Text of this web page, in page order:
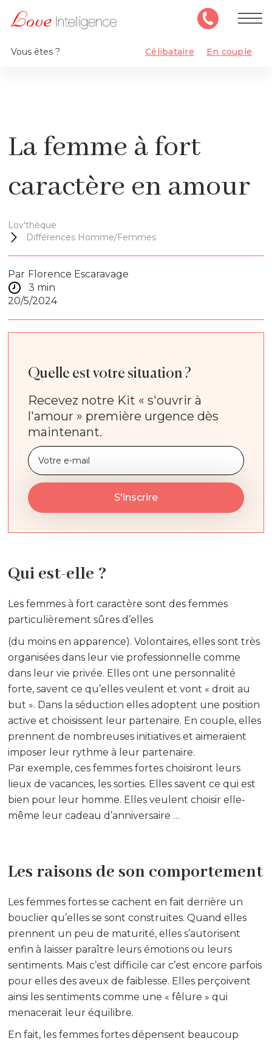
Vous êtes ? Célibataire En couple
La femme à fort
caractère en amour
Lov'thèque
Différences Homme/Femmes
Par Florence Escaravage
3 min
20/5/2024
Quelle est votre situation ?
Recevez notre Kit « s'ouvrir à
l'amour » première urgence dès
maintenant.
Qui est-elle ?
Les femmes à fort caractère sont des femmes
particulièrement sûres d’elles
(du moins en apparence). Volontaires, elles sont très
organisées dans leur vie professionnelle comme
dans leur vie privée. Elles ont une personnalité
forte, savent ce qu’elles veulent et vont « droit au
but ». Dans la séduction elles adoptent une position
active et choisissent leur partenaire. En couple, elles
prennent de nombreuses initiatives et aimeraient
imposer leur rythme à leur partenaire.
Par exemple, ces femmes fortes choisiront leurs
lieux de vacances, les sorties. Elles savent ce qui est
bien pour leur homme. Elles veulent choisir elle-
même leur cadeau d’anniversaire …
Les raisons de son comportement
Les femmes fortes se cachent en fait derrière un
bouclier qu’elles se sont construites. Quand elles
prennent un peu de maturité, elles s’autorisent
enfin à laisser paraître leurs émotions ou leurs
sentiments. Mais c’est difficile car c’est encore parfois
pour elles des aveux de faiblesse. Elles perçoivent
ainsi les sentiments comme une « fêlure » qui
menacerait leur équilibre.
En fait, les femmes fortes dépensent beaucoup